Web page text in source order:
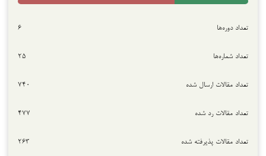
تعداد دوره‌ها ۶
تعداد شماره‌ها ۲۵
تعداد مقالات ارسال شده ۷۴۰
تعداد مقالات رد شده ۴۷۷
تعداد مقالات پذیرفته شده ۲۶۳